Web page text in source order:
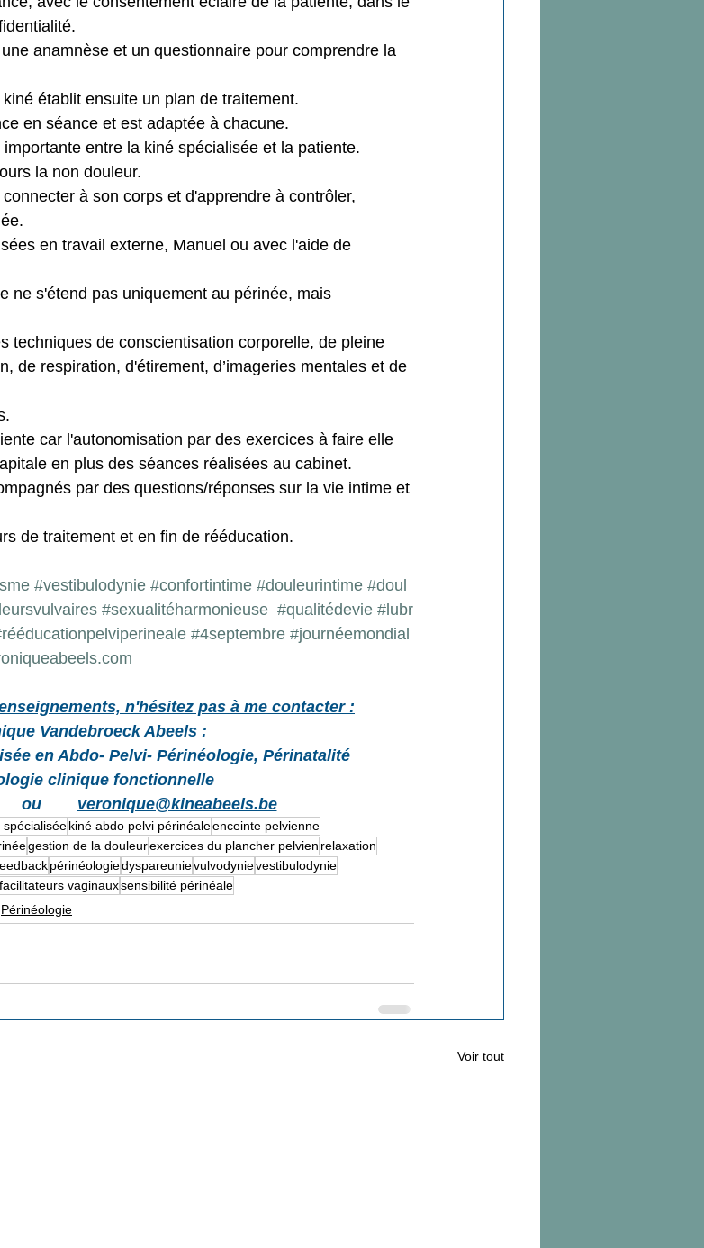
anamnèse et un questionnaire pour comprendre la
établit ensuite un plan de traitement.
en séance et est adaptée à chacune.
entre la kiné spécialisée et la patiente.
la non douleur.
à son corps et d'apprendre à contrôler,
en travail externe, Manuel ou avec l'aide de
ne s'étend pas uniquement au périnée, mais
techniques de conscientisation corporelle, de pleine
de respiration, d'étirement, d’imageries mentales et de
car l'autonomisation par des exercices à faire elle
en plus des séances réalisées au cabinet.
par des questions/réponses sur la vie intime et
de traitement et en fin de rééducation.
#vestibulodynie #confortintime #douleurintime #doul
#sexualitéharmonieuse #qualitédevie #lubr
#4septembre #journéemondial
n'hésitez pas à me contacter :
Vandebroeck Abeels :
en Abdo- Pelvi- Périnéologie, Périnatalité
clinique fonctionnelle
ou veronique@kineabeels.be
spécialiséekiné abdo pelvi périnéaleenceinte pelvienne
gestion de la douleurexercices du plancher pelvien relaxation
périnéologiedyspareunievulvodynievestibulodynie
facilitateurs vaginauxsensibilité périnéale
Périnéologie
Voir tout